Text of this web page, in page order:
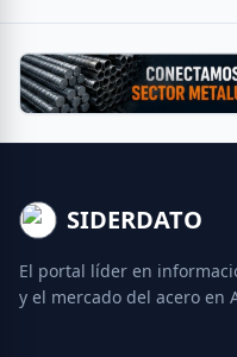
SIDERDATO
El portal líder en
y el mercado del acero en